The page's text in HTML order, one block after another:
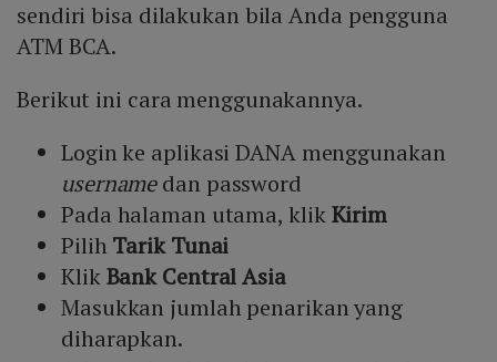
sendiri bisa dilakukan bila Anda pengguna
ATM BCA.
Berikut ini cara menggunakannya.
Login ke aplikasi DANA menggunakan
usernamedan password
Pada halaman utama, klikKirim
Pilih Tarik Tunai
KlikBank Central Asia
Masukkan jumlah penarikan yang
diharapkan.